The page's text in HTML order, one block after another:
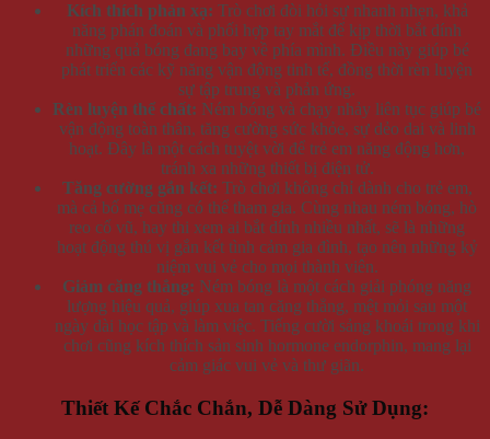
Kích thích phản xạ: Trò chơi đòi hỏi sự nhanh nhẹn, khả
năng phán đoán và phối hợp tay mắt để kịp thời bắt dính
những quả bóng đang bay về phía mình. Điều này giúp bé
phát triển các kỹ năng vận động tinh tế, đồng thời rèn luyện
sự tập trung và phản ứng.
Rèn luyện thể chất: Ném bóng và chạy nhảy liên tục giúp bé
vận động toàn thân, tăng cường sức khỏe, sự dẻo dai và linh
hoạt. Đây là một cách tuyệt vời để trẻ em năng động hơn,
tránh xa những thiết bị điện tử.
Tăng cường gắn kết: Trò chơi không chỉ dành cho trẻ em,
mà cả bố mẹ cũng có thể tham gia. Cùng nhau ném bóng, hò
reo cổ vũ, hay thi xem ai bắt dính nhiều nhất, sẽ là những
hoạt động thú vị gắn kết tình cảm gia đình, tạo nên những kỷ
niệm vui vẻ cho mọi thành viên.
Giảm căng thẳng: Ném bóng là một cách giải phóng năng
lượng hiệu quả, giúp xua tan căng thẳng, mệt mỏi sau một
ngày dài học tập và làm việc. Tiếng cười sảng khoái trong khi
chơi cũng kích thích sản sinh hormone endorphin, mang lại
cảm giác vui vẻ và thư giãn.
Thiết Kế Chắc Chắn, Dễ Dàng Sử Dụng: